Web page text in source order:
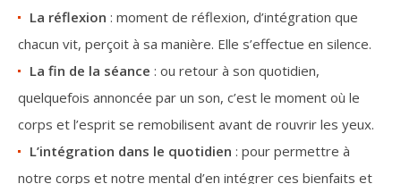
La réflexion : moment de réflexion, d’intégration que
chacun vit, perçoit à sa manière. Elle s’effectue en silence.
La fin de la séance : ou retour à son quotidien,
quelquefois annoncée par un son, c’est le moment où le
corps et l’esprit se remobilisent avant de rouvrir les yeux.
L’intégration dans le quotidien : pour permettre à
notre corps et notre mental d’en intégrer ces bienfaits et